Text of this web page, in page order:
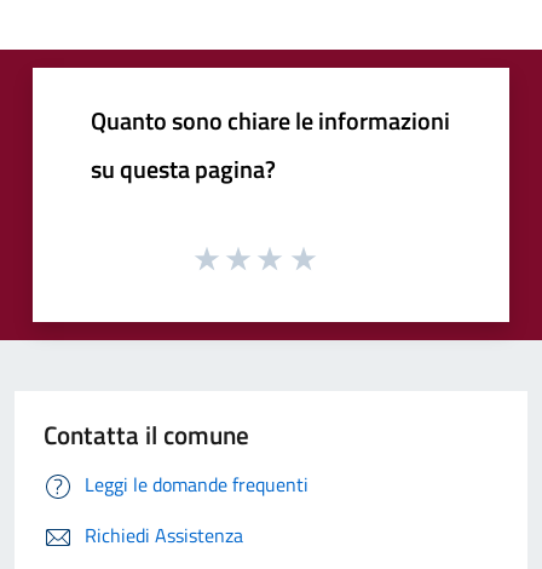
Quanto sono chiare le informazioni
su questa pagina?
Contatta il comune
Leggi le domande frequenti
Richiedi Assistenza